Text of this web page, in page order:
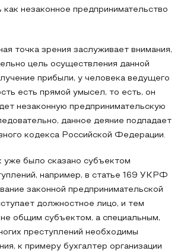
как незаконное предпринимательство
точка зрения заслуживает внимания,
цель осуществления данной
прибыли, у человека ведущего
есть прямой умысел, то есть, он
незаконную предпринимательскую
данное деяние подпадает
кодекса Российской Федерации.
уже было сказано субъектом
например, в статье 169 УКРФ
законной предпринимательской
должностное лицо, и тем
общим субъектом, а специальным,
преступлений необходимы
к примеру бухгалтер организации